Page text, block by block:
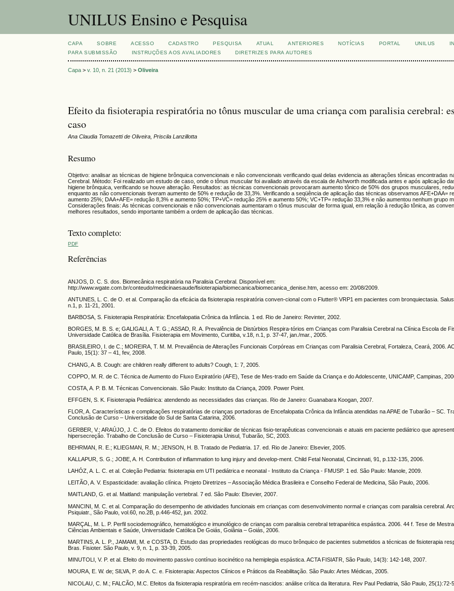
UNILUS Ensino e Pesquisa
CAPA SOBRE ACESSO CADASTRO PESQUISA ATUAL ANTERIORES NOTÍCIAS PORTAL UNILUS
PARA SUBMISSÃO
INSTRUÇÕES AOS AVALIADORES DIRETRIZES PARA AUTORES
Capa >v. 10, n. 21 (2013) >Oliveira
Efeito da fisioterapia respiratória no tônus muscular de uma criança com paralisia cerebral:
caso
Ana Claudia Tomazetti de Oliveira, Priscila Lanzillotta
Resumo
Objetivo: analisar as técnicas de higiene brônquica convencionais e não convencionais verificando qual delas evidencia as alterações tônicas encontradas
Cerebral. Método: Foi realizado um estudo de caso, onde o tônus muscular foi avaliado através da escala de Ashworth modificada antes e após aplicação
higiene brônquica, verificando se houve alteração. Resultados: as técnicas convencionais provocaram aumento tônico de 50% dos grupos musculares,
enquanto as não convencionais tiveram aumento de 50% e redução de 33,3%. Verificando a seqüência de aplicação das técnicas observamos AFE+DAA=
aumento 25%; DAA+AFE= redução 8,3% e aumento 50%; TP+VC= redução 25% e aumento 50%; VC+TP= redução 33,3% e não aumentou nenhum grupo
Considerações finais: As técnicas convencionais e não convencionais aumentaram o tônus muscular de forma igual, em relação à redução tônica, as
melhores resultados, sendo importante também a ordem de aplicação das técnicas.
Texto completo:
PDF
Referências
ANJOS, D. C. S. dos. Biomecânica respiratória na Paralisia Cerebral. Disponível em:
http://www.wgate.com.br/conteudo/medicinaesaude/fisioterapia/biomecanica/biomecanica_denise.htm, acesso em: 20/08/2009.
ANTUNES, L. C. de O. et al. Comparação da eficácia da fisioterapia respiratória conven-cional com o Flutter® VRP1 em pacientes com bronquiectasia.
n.1, p. 11-21, 2001.
BARBOSA, S. Fisioterapia Respiratória: Encefalopatia Crônica da Infância. 1 ed. Rio de Janeiro: Revinter, 2002.
BORGES, M. B. S. e; GALIGALI, A. T. G.; ASSAD, R. A. Prevalência de Distúrbios Respira-tórios em Crianças com Paralisia Cerebral na Clínica Escola de
Universidade Católica de Brasília. Fisioterapia em Movimento, Curitiba, v.18, n.1, p. 37-47, jan./mar., 2005.
BRASILEIRO, I. de C.; MOREIRA, T. M. M. Prevalência de Alterações Funcionais Corpóreas em Crianças com Paralisia Cerebral, Fortaleza, Ceará, 2006.
Paulo, 15(1): 37 – 41, fev, 2008.
CHANG, A. B. Cough: are children really different to adults? Cough, 1: 7, 2005.
COPPO, M. R. de C. Técnica de Aumento do Fluxo Expiratório (AFE), Tese de Mes-trado em Saúde da Criança e do Adolescente, UNICAMP, Campinas,
COSTA, A. P. B. M. Técnicas Convencionais. São Paulo: Instituto da Criança, 2009. Power Point.
EFFGEN, S. K. Fisioterapia Pediátrica: atendendo as necessidades das crianças. Rio de Janeiro: Guanabara Koogan, 2007.
FLOR, A. Características e complicações respiratórias de crianças portadoras de Encefalopatia Crônica da Infância atendidas na APAE de Tubarão – SC.
Conclusão de Curso – Universidade do Sul de Santa Catarina, 2006.
GERBER, V.; ARAÚJO, J. C. de O. Efeitos do tratamento domiciliar de técnicas fisio-terapêuticas convencionais e atuais em paciente pediátrico que
hipersecreção. Trabalho de Conclusão de Curso – Fisioterapia Unisul, Tubarão, SC, 2003.
BEHRMAN, R. E.; KLIEGMAN, R. M.; JENSON, H. B. Tratado de Pediatria. 17. ed. Rio de Janeiro: Elsevier, 2005.
KALLAPUR, S. G.; JOBE, A. H. Contribution of inflammation to lung injury and develop-ment. Child Fetal Neonatal, Cincinnati, 91, p.132-135, 2006.
LAHÓZ, A. L. C. et al. Coleção Pediatria: fisioterapia em UTI pediátrica e neonatal - Instituto da Criança - FMUSP. 1 ed. São Paulo: Manole, 2009.
LEITÃO, A. V. Espasticidade: avaliação clínica. Projeto Diretrizes – Associação Médica Brasileira e Conselho Federal de Medicina, São Paulo, 2006.
MAITLAND, G. et al. Maitland: manipulação vertebral. 7 ed. São Paulo: Elsevier, 2007.
MANCINI, M. C. et al. Comparação do desempenho de atividades funcionais em crianças com desenvolvimento normal e crianças com paralisia cerebral.
Psiquiatr., São Paulo, vol.60, no.2B, p.446-452, jun. 2002.
MARÇAL, M. L. P. Perfil sociodemográfico, hematológico e imunológico de crianças com paralisia cerebral tetraparética espástica. 2006. 44 f. Tese de
Ciências Ambientais e Saúde, Universidade Católica De Goiás, Goiânia – Goiás, 2006.
MARTINS, A. L. P., JAMAMI, M. e COSTA, D. Estudo das propriedades reológicas do muco brônquico de pacientes submetidos a técnicas de fisioterapia
Bras. Fisioter. São Paulo, v. 9, n. 1, p. 33-39, 2005.
MINUTOLI, V. P. et al. Efeito do movimento passivo contínuo isocinético na hemiplegia espástica. ACTA FISIATR, São Paulo, 14(3): 142-148, 2007.
MOURA, E. W. de; SILVA, P. do A. C. e. Fisioterapia: Aspectos Clínicos e Práticos da Reabilitação. São Paulo: Artes Médicas, 2005.
NICOLAU, C. M.; FALCÃO, M.C. Efeitos da fisioterapia respiratória em recém-nascidos: análise crítica da literatura. Rev Paul Pediatria, São Paulo, 25(1):72-